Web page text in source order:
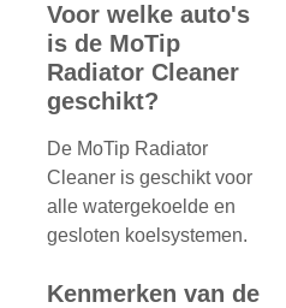
Voor welke auto's
is de MoTip
Radiator Cleaner
geschikt?
De MoTip Radiator
Cleaner is geschikt voor
alle watergekoelde en
gesloten koelsystemen.
Kenmerken van de